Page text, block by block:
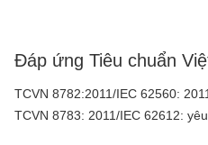
Đáp ứng Tiêu chuẩn
TCVN 8782:2011/IEC 62560:
TCVN 8783: 2011/IEC 62612: